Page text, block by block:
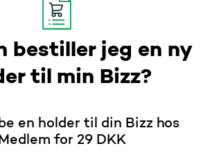
bestiller jeg en ny
til min Bizz?
en holder til din Bizz hos
for 29 DKK